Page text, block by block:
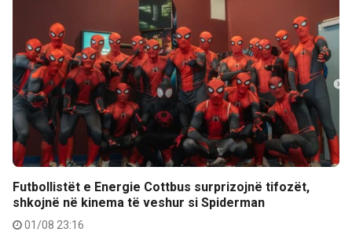
Futbollistët e Energie Cottbus surprizojnë tifozët,
shkojnë në kinema të veshur si Spiderman
01/08 23:16